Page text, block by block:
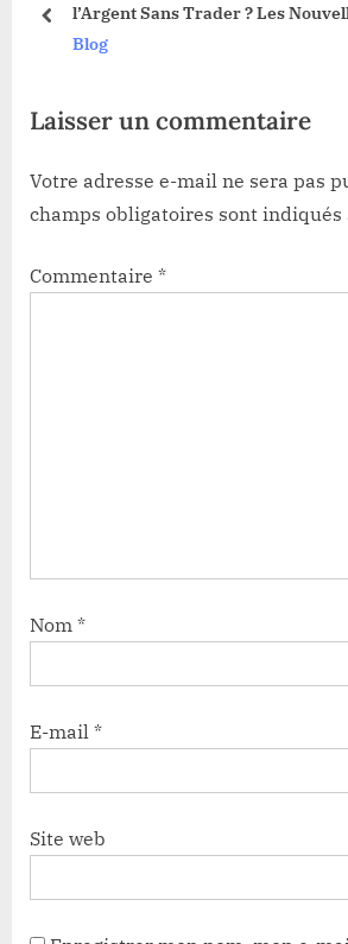
s
l’Argent Sans Trader ? Les
Dévoilées !
Blog
prev
Laisser un commentaire
Votre adresse e-mail ne sera pas
champs obligatoires sont indiqués
Commentaire *
Nom *
E-mail *
Site web